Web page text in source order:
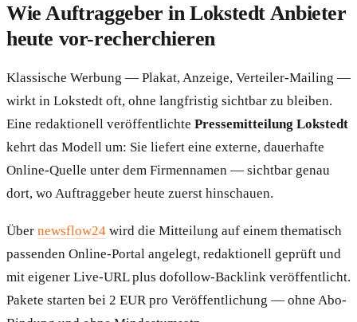
Wie Auftraggeber in Lokstedt Anbieter
heute vor-recherchieren
Klassische Werbung — Plakat, Anzeige, Verteiler-Mailing —
wirkt in Lokstedt oft, ohne langfristig sichtbar zu bleiben.
Eine redaktionell veröffentlichte Pressemitteilung Lokstedt
kehrt das Modell um: Sie liefert eine externe, dauerhafte
Online-Quelle unter dem Firmennamen — sichtbar genau
dort, wo Auftraggeber heute zuerst hinschauen.
Über newsflow24 wird die Mitteilung auf einem thematisch
passenden Online-Portal angelegt, redaktionell geprüft und
mit eigener Live-URL plus dofollow-Backlink veröffentlicht.
Pakete starten bei 2 EUR pro Veröffentlichung — ohne Abo-